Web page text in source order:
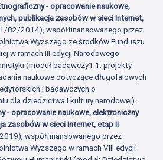
- opracowanie naukowe,
publikacja zasobów w sieci Internet,
82/2014), współfinansowanego przez
Wyższego ze środków Funduszu
w ramach III edycji Narodowego
(moduł badawczy1.1: projekty
naukowe dotyczące długofalowych
i badawczych o
dla dziedzictwa i kultury narodowej).
- opracowanie naukowe, elektroniczny
zasobów w sieci Internet, etap II
współfinansowanego przez
Wyższego w ramach VIII edycji